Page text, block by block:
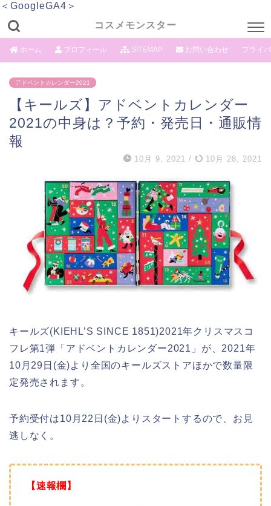
＜GoogleGA4＞
コスメモンスター
ホーム プロフィール SITEMAP お問い合わせ プライ
アドベントカレンダー2021
【キールズ】アドベントカレンダー
2021の中身は？予約・発売日・通販情
報
10月 9, 2021 / 10月 28, 2021
キールズ(KIEHL’S SINCE 1851)2021年クリスマスコ
フレ第1弾「アドベントカレンダー2021」が、2021年
10月29日(金)より全国のキールズストアほかで数量限
定発売されます。
予約受付は10月22日(金)よりスタートするので、お見
逃しなく。
【速報欄】